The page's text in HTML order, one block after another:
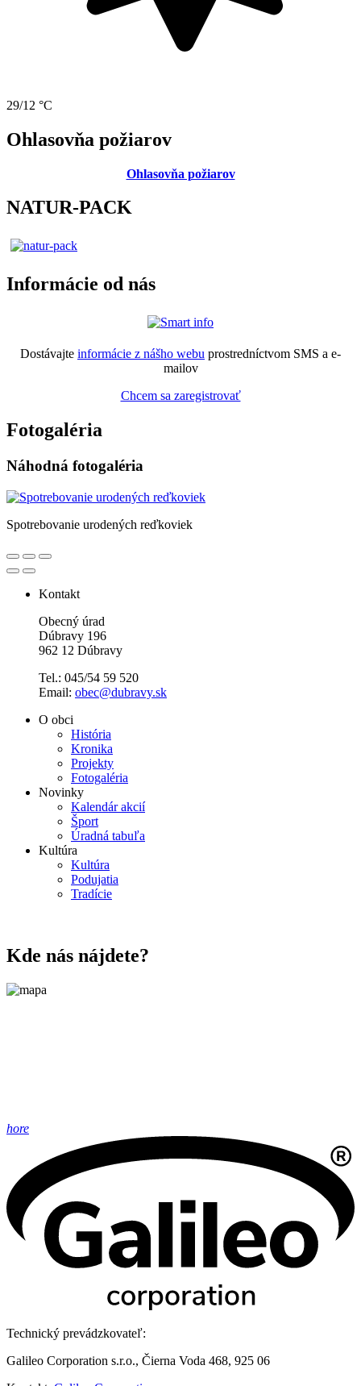
29/12 °C
Ohlasovňa požiarov
Ohlasovňa požiarov
NATUR-PACK
Informácie od nás
Dostávajte informácie z nášho webu prostredníctvom SMS a e-
mailov
Chcem sa zaregistrovať
Fotogaléria
Náhodná fotogaléria
Spotrebovanie urodených reďkoviek
Kontakt
Obecný úrad
Dúbravy 196
962 12 Dúbravy
Tel.: 045/54 59 520
Email: obec@dubravy.sk
O obci
História
Kronika
Projekty
Fotogaléria
Novinky
Kalendár akcií
Šport
Úradná tabuľa
Kultúra
Kultúra
Podujatia
Tradície
Kde nás nájdete?
hore
Technický prevádzkovateľ:
Galileo Corporation s.r.o., Čierna Voda 468, 925 06